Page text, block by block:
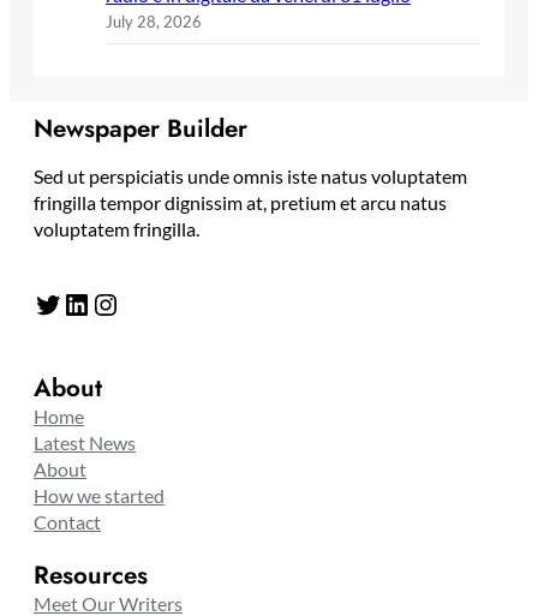
July 28, 2026
Newspaper Builder
Sed ut perspiciatis unde omnis iste natus voluptatem
fringilla tempor dignissim at, pretium et arcu natus
voluptatem fringilla.
Twitter LinkedIn Instagram
About
Home
Latest News
About
How we started
Contact
Resources
Meet Our Writers